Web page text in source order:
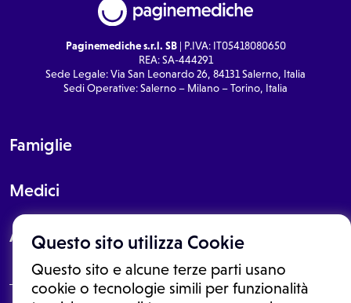
Questo sito utilizza Cookie
Questo sito e alcune terze parti usano
cookie o tecnologie simili per funzionalità
Paginemediche s.r.l. SB| P.IVA: IT05418080650
REA: SA-444291
Sede Legale: Via San Leonardo 26, 84131 Salerno, Italia
Sedi Operative: Salerno – Milano – Torino, Italia
Famiglie
Medici
About